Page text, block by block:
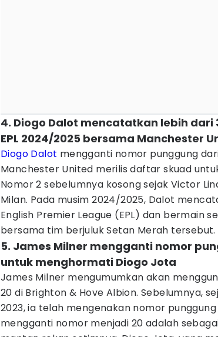
4. Diogo Dalot mencatatkan lebih
EPL 2024/2025 bersama Manchester
Diogo Dalot mengganti nomor punggung
Manchester United merilis daftar skuad
Nomor 2 sebelumnya kosong sejak Victor
Milan. Pada musim 2024/2025, Dalot
English Premier League (EPL) dan bermain
bersama tim berjuluk Setan Merah tersebut.
5. James Milner mengganti nomor
untuk menghormati Diogo Jota
James Milner mengumumkan akan
20 di Brighton & Hove Albion. Sebelumnya,
2023, ia telah mengenakan nomor
mengganti nomor menjadi 20 adalah